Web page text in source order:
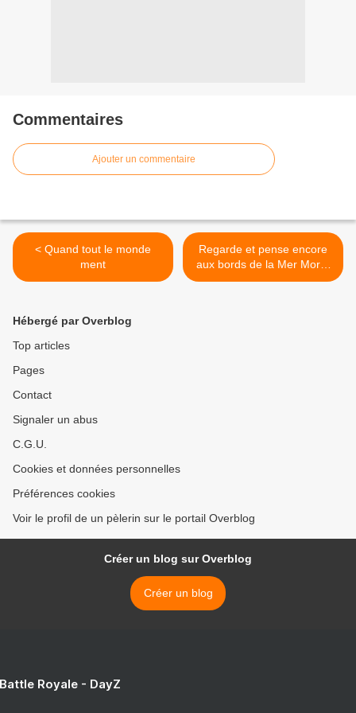
Commentaires
Ajouter un commentaire
< Quand tout le monde
ment
Regarde et pense encore
aux bords de la Mer Morte
>
Hébergé par Overblog
Top articles
Pages
Contact
Signaler un abus
C.G.U.
Cookies et données personnelles
Préférences cookies
Voir le profil de un pèlerin sur le portail Overblog
Créer un blog sur Overblog
Créer un blog
Royale - DayZ